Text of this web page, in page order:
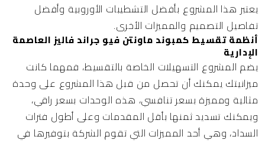
يعتبر هذا المشروع بأفضل التشطيبات الأوروبية وأفضل
تفاصيل التصميم والمميزات الأخرى.
أنظمة تقسيط كمبوند ماونتن فيو جراند فاليز العاصمة
الإدارية
يضم المشروع التسهيلات الخاصة بالتقسيط، فمهما كانت
ميزانيتك يمكنك أن تحصل من قبل هذا المشروع على وحدة
مثالية ومميزة بسعر تنافسي، هذه الوحدات بسعر راقي،
ويمكنك تسديد ثمنها بأقل المقدمات وعلى أطول فترات
السداد، وهي أحد المميزات التي تقوم الشركة بتوفيرها في